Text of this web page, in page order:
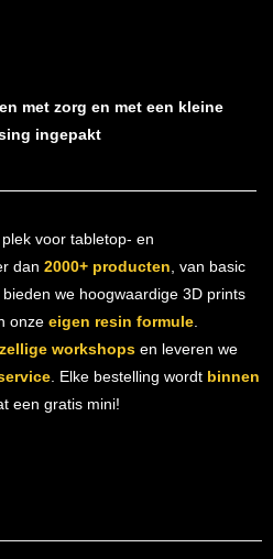
met zorg en met een kleine
ingepakt
voor tabletop- en
dan 2000+ producten , van basic
we hoogwaardige 3D prints
onze eigen resin formule.
workshopsen leveren we
. Elke bestelling wordt binnen
een gratis mini!